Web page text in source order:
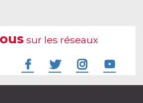
sur les réseaux